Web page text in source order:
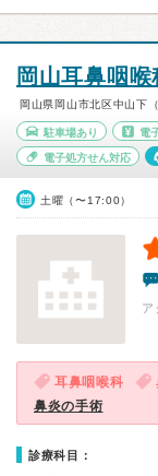
岡山耳鼻咽
岡山県岡山市北区中山下
駐車場あり 電
電子処方せん対応
土曜（〜17:00）
耳鼻咽喉科
鼻炎の手術
診療科目：